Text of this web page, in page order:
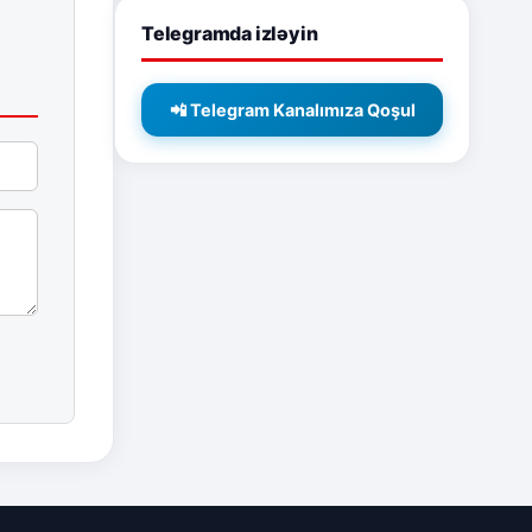
Telegramda izləyin
📲 Telegram Kanalımıza Qoşul